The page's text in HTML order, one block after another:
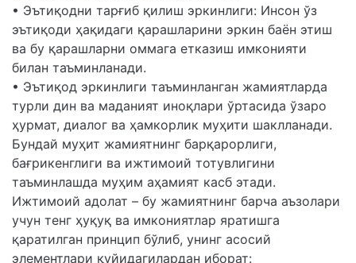
• Эътиқодни тарғиб қилиш эркинлиги: Инсон ўз
эътиқоди ҳақидаги қарашларини эркин баён этиш
ва бу қарашларни оммага етказиш имконияти
билан таъминланади.
• Эътиқод эркинлиги таъминланган жамиятларда
турли дин ва маданият иноқлари ўртасида ўзаро
ҳурмат, диалог ва ҳамкорлик муҳити шаклланади.
Бундай муҳит жамиятнинг барқарорлиги,
бағрикенглиги ва ижтимоий тотувлигини
таъминлашда муҳим аҳамият касб этади.
Ижтимоий адолат – бу жамиятнинг барча аъзолари
учун тенг ҳуқуқ ва имкониятлар яратишга
қаратилган принцип бўлиб, унинг асосий
элементлари қуйидагилардан иборат: